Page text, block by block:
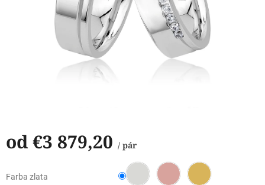
od€3 879,20 / pár
cena:
Farba zlata